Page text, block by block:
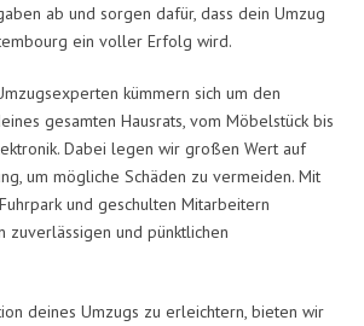
ab und sorgen dafür, dass dein Umzug
ein voller Erfolg wird.
kümmern sich um den
gesamten Hausrats, vom Möbelstück bis
Dabei legen wir großen Wert auf
um mögliche Schäden zu vermeiden. Mit
und geschulten Mitarbeitern
zuverlässigen und pünktlichen
deines Umzugs zu erleichtern, bieten wir